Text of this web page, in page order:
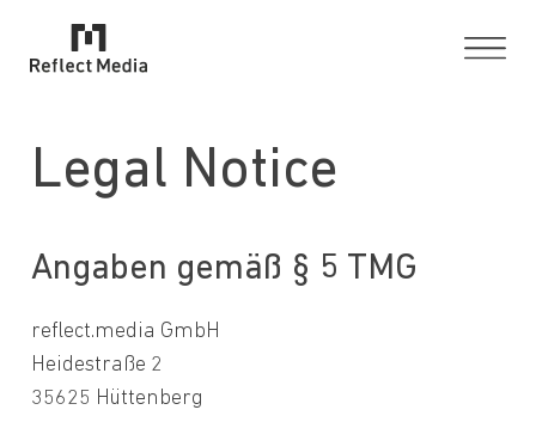
Legal Notice
Angaben gemäß § 5 TMG
reflect.media GmbH
Heidestraße 2
35625 Hüttenberg